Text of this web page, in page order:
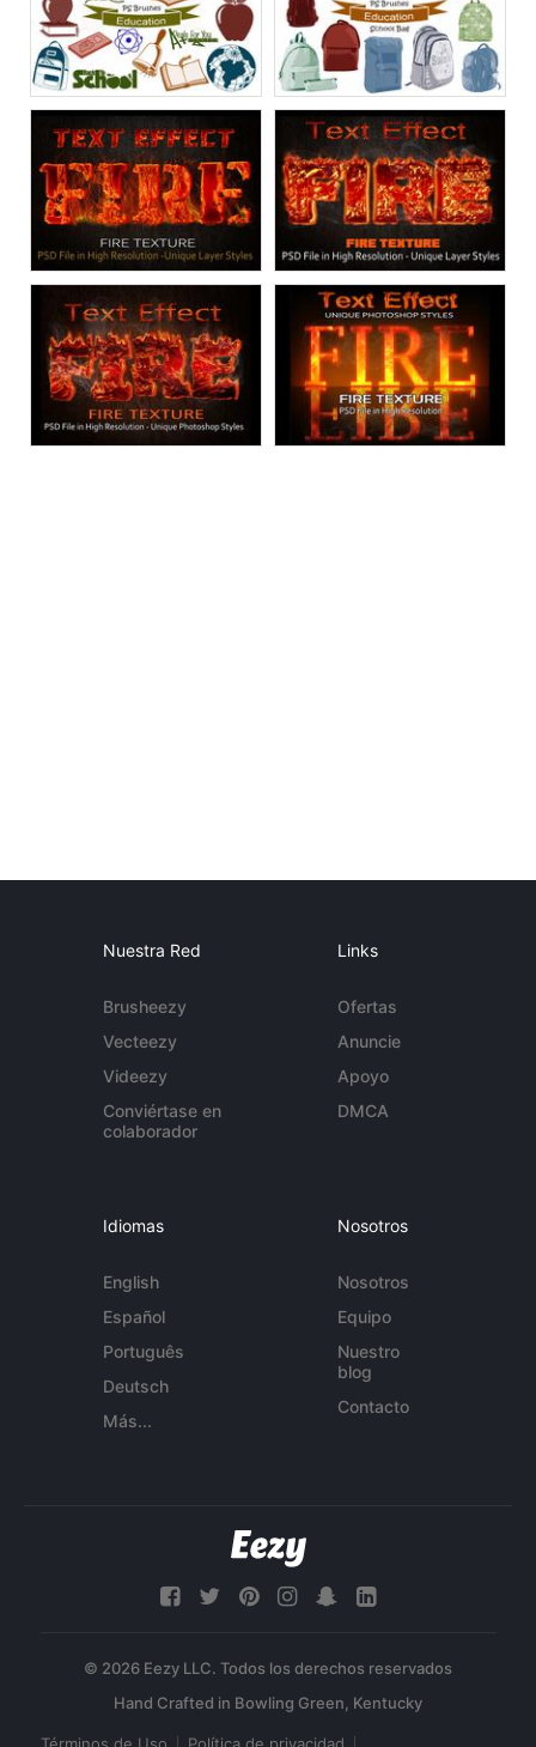
Nuestra Red
Brusheezy
Vecteezy
Videezy
Conviértase en
colaborador
Links
Ofertas
Anuncie
Apoyo
DMCA
Idiomas
English
Español
Português
Deutsch
Más...
Nosotros
Nosotros
Equipo
Nuestro
blog
Contacto
© 2026 Eezy LLC. Todos los derechos reservados